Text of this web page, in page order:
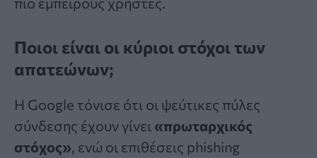
Ποιοι είναι οι κύριοι στόχοι των
απατεώνων;
Η Google τόνισε ότι οι ψεύτικες πύλες
σύνδεσης έχουν γίνει «πρωταρχικός
στόχος», ενώ οι επιθέσεις phishing